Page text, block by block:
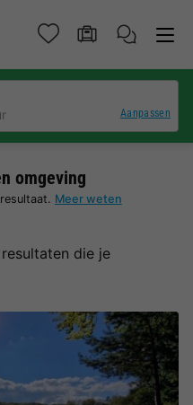
Aanpassen
omgeving
Meer weten
die je